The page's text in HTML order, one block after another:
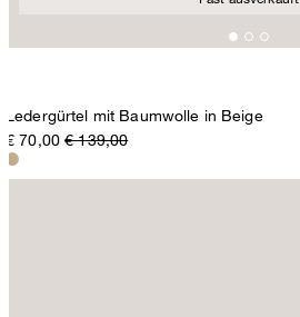
Ledergürtel mit Baumwolle in Beige
€ 70,00 € 139,00